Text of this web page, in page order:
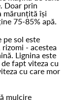
Doar prin
mărunțită își
75-85% apă.
pe sol este
- acestea
Lignina este
fapt viteza cu
cu care mor
mulcire